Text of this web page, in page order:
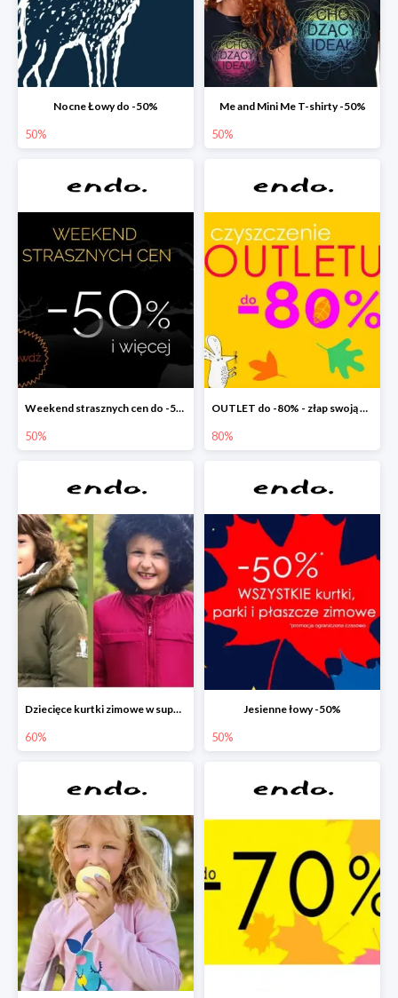
Nocne Łowy do -50%
50%
Me and Mini Me T-shirty -50%
50%
Weekend strasznych cen do -50%
50%
OUTLET do -80% - złap swoją okazję !
80%
Dziecięce kurtki zimowe w super cenach!
60%
Jesienne łowy -50%
50%